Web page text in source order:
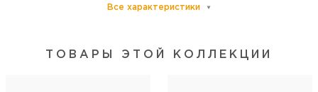
Все характеристики
ТОВАРЫ ЭТОЙ КОЛЛЕКЦИИ